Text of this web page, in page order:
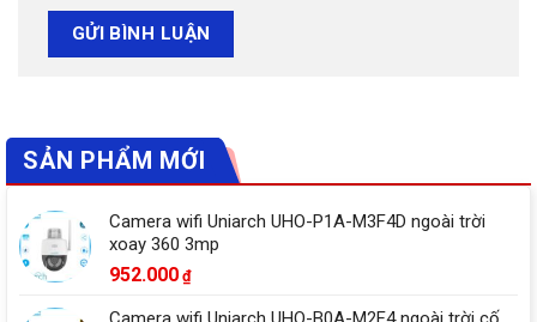
SẢN PHẨM MỚI
Camera wifi Uniarch UHO-P1A-M3F4D ngoài trời
xoay 360 3mp
952.000 ₫